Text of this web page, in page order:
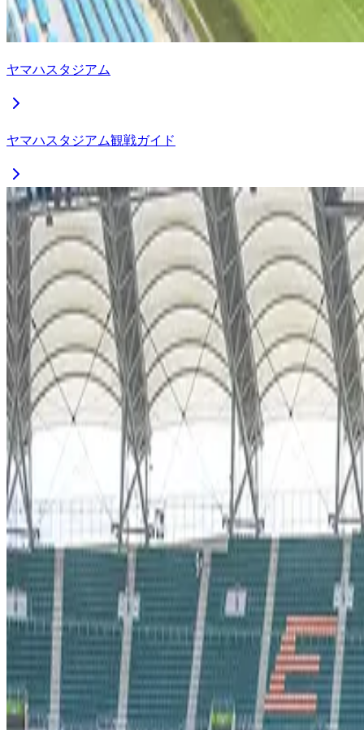
ヤマハスタジアム
ヤマハスタジアム観戦ガイド